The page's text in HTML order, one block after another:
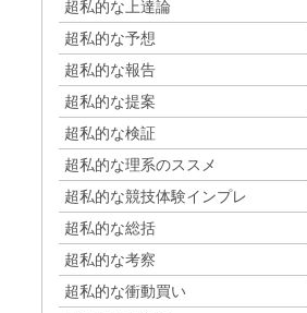
超私的な上達論
超私的な予想
超私的な報告
超私的な提案
超私的な検証
超私的な理系のススメ
超私的な競技体験インプレ
超私的な総括
超私的な考察
超私的な衝動買い